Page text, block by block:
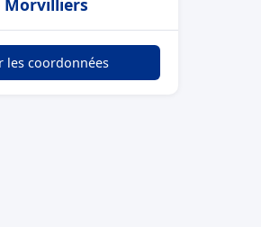
Morvilliers
les coordonnées